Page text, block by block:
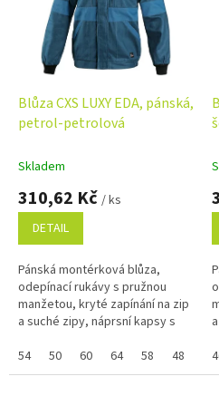
Blůza CXS LUXY EDA, pánská,
petrol-petrolová
Skladem
310,62 Kč / ks
DETAIL
Pánská montérková blůza,
odepínací rukávy s pružnou
manžetou, kryté zapínání na zip
a suché zipy, náprsní kapsy s
na zip, jednoduché boční
kapsy,...
54 50 60 64 58 48 52